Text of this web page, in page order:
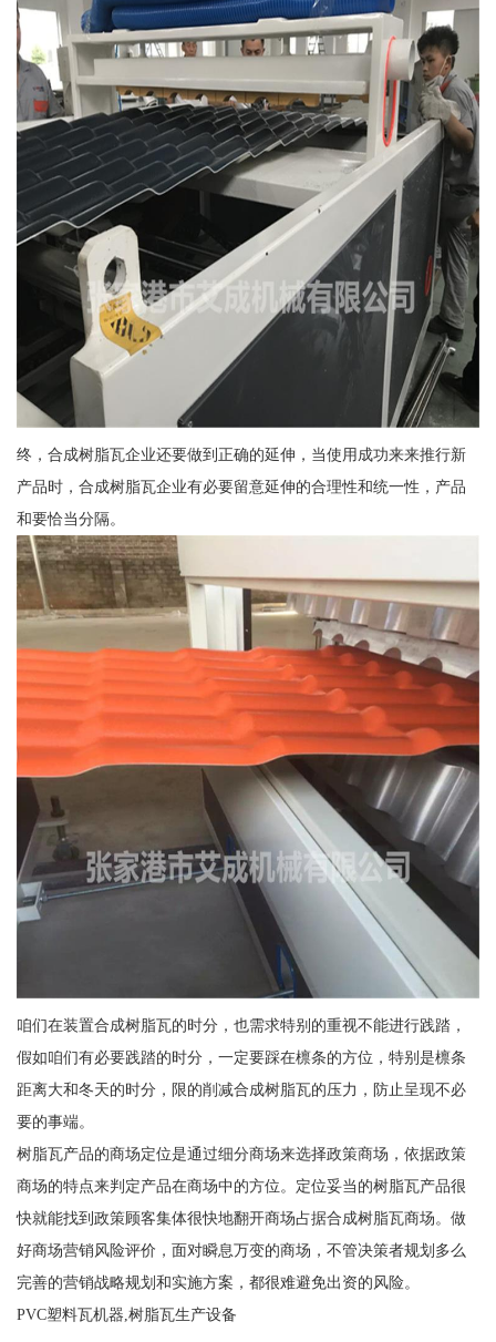
终，合成树脂瓦企业还要做到正确的延伸，当使用成功来来推行新
产品时，合成树脂瓦企业有必要留意延伸的合理性和统一性，产品
和要恰当分隔。
咱们在装置合成树脂瓦的时分，也需求特别的重视不能进行践踏，
假如咱们有必要践踏的时分，一定要踩在檩条的方位，特别是檩条
距离大和冬天的时分，限的削减合成树脂瓦的压力，防止呈现不必
要的事端。
树脂瓦产品的商场定位是通过细分商场来选择政策商场，依据政策
商场的特点来判定产品在商场中的方位。定位妥当的树脂瓦产品很
快就能找到政策顾客集体很快地翻开商场占据合成树脂瓦商场。做
好商场营销风险评价，面对瞬息万变的商场，不管决策者规划多么
完善的营销战略规划和实施方案，都很难避免出资的风险。
PVC塑料瓦机器,树脂瓦生产设备